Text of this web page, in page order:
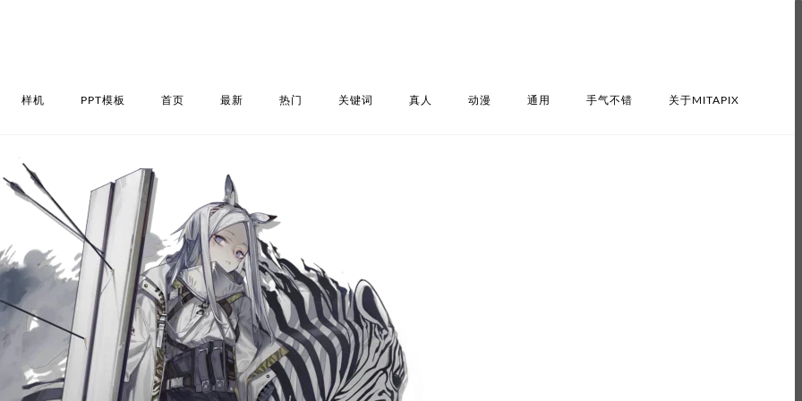
样机 PPT模板 首页 最新 热门 关键词 真人 动漫 通用 手气不错 关于MITAPIX